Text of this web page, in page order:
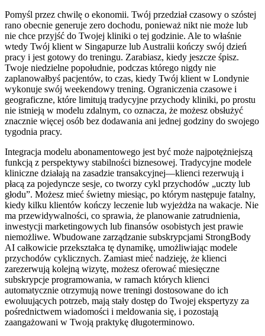
Pomyśl przez chwilę o ekonomii. Twój przedział czasowy o szóstej
rano obecnie generuje zero dochodu, ponieważ nikt nie może lub
nie chce przyjść do Twojej kliniki o tej godzinie. Ale to właśnie
wtedy Twój klient w Singapurze lub Australii kończy swój dzień
pracy i jest gotowy do treningu. Zarabiasz, kiedy jeszcze śpisz.
Twoje niedzielne popołudnie, podczas którego nigdy nie
zaplanowałbyś pacjentów, to czas, kiedy Twój klient w Londynie
wykonuje swój weekendowy trening. Ograniczenia czasowe i
geograficzne, które limitują tradycyjne przychody kliniki, po prostu
nie istnieją w modelu zdalnym, co oznacza, że możesz obsłużyć
znacznie więcej osób bez dodawania ani jednej godziny do swojego
tygodnia pracy.
Integracja modelu abonamentowego jest być może najpotężniejszą
funkcją z perspektywy stabilności biznesowej. Tradycyjne modele
kliniczne działają na zasadzie transakcyjnej—klienci rezerwują i
płacą za pojedyncze sesje, co tworzy cykl przychodów „uczty lub
głodu”. Możesz mieć świetny miesiąc, po którym następuje fatalny,
kiedy kilku klientów kończy leczenie lub wyjeżdża na wakacje. Nie
ma przewidywalności, co sprawia, że planowanie zatrudnienia,
inwestycji marketingowych lub finansów osobistych jest prawie
niemożliwe. Wbudowane zarządzanie subskrypcjami StrongBody
AI całkowicie przekształca tę dynamikę, umożliwiając modele
przychodów cyklicznych. Zamiast mieć nadzieję, że klienci
zarezerwują kolejną wizytę, możesz oferować miesięczne
subskrypcje programowania, w ramach których klienci
automatycznie otrzymują nowe treningi dostosowane do ich
ewoluujących potrzeb, mają stały dostęp do Twojej ekspertyzy za
pośrednictwem wiadomości i meldowania się, i pozostają
zaangażowani w Twoją praktykę długoterminowo.